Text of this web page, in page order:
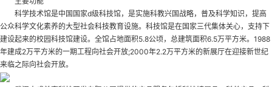
科学技术馆是中国国家d级科技馆，是实施科教兴国战略，普及科学知识，提高
公众科学文化素养的大型社会科技教育设施。科技馆是在国家三代集体关心，支持下
建设起来的校园科技馆建设。全馆占地面积5.8公顷，总建筑面积6.5万平方米。1988
年建成2万平方米的一期工程向社会开放;2000年2.2万平方米的新展厅在迎接新世纪
来临之际向社会开放。